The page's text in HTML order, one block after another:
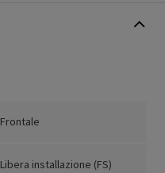
Frontale
Libera installazione (FS)